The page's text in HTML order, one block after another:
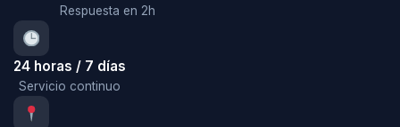
Respuesta en 2h
24 horas / 7 días
Servicio continuo